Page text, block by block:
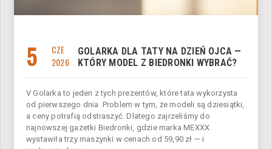
5
CZE
2026
GOLARKA DLA TATY NA DZIEŃ OJCA —
KTÓRY MODEL Z BIEDRONKI WYBRAĆ?
V Golarka to jeden z tych prezentów, które tata wykorzysta
od pierwszego dnia. Problem w tym, że modeli są dziesiątki,
a ceny potrafią odstraszyć. Dlatego zajrzeliśmy do
najnowszej gazetki Biedronki, gdzie marka MEXXX
wystawiła trzy maszynki w cenach od 59,90 zł — i